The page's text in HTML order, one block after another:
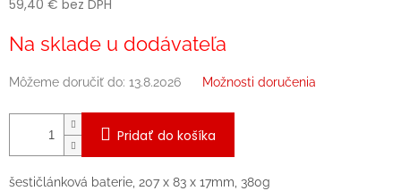
59,40 € bez DPH
cena:
Na sklade u dodávateľa
Môžeme doručiť do: 13.8.2026 Možnosti doručenia
Pridať do košíka
šestičlánková baterie, 207 x 83 x 17mm, 380g